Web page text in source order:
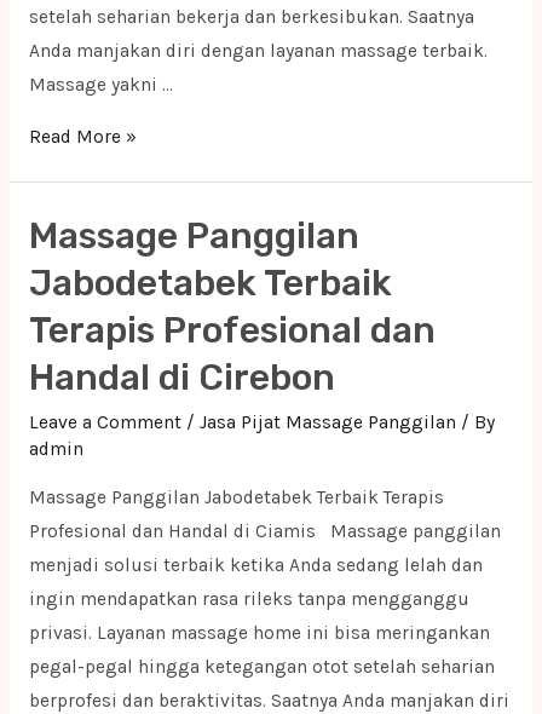
setelah seharian bekerja dan berkesibukan. Saatnya
Anda manjakan diri dengan layanan massage terbaik.
Massage yakni …
Massage
Terbaik
Terapis
dan
Handal
Subang
Read More »
Massage Panggilan
Jabodetabek Terbaik
Terapis Profesional dan
Handal di Cirebon
Leave a Comment / Jasa Pijat Massage Panggilan / By
admin
Massage Panggilan Jabodetabek Terbaik Terapis
Profesional dan Handal di Ciamis Massage panggilan
menjadi solusi terbaik ketika Anda sedang lelah dan
ingin mendapatkan rasa rileks tanpa mengganggu
privasi. Layanan massage home ini bisa meringankan
pegal-pegal hingga ketegangan otot setelah seharian
berprofesi dan beraktivitas. Saatnya Anda manjakan diri